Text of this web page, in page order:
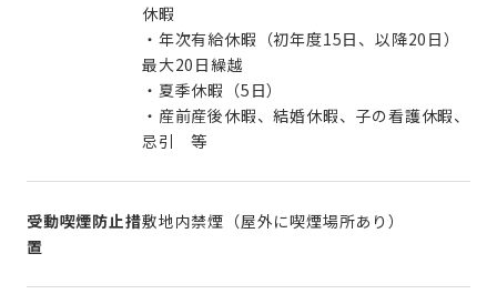
休暇
・年次有給休暇（初年度15日、以降20日）
最大20日繰越
・夏季休暇（5日）
・産前産後休暇、結婚休暇、子の看護休暇、
忌引 等
受動喫煙防止措
置
敷地内禁煙（屋外に喫煙場所あり）